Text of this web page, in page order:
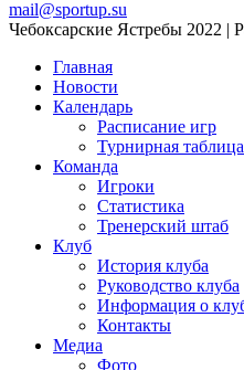
mail@sportup.su
Чебоксарские Ястребы 2022 |
Главная
Новости
Календарь
Расписание игр
Турнирная таблица
Команда
Игроки
Статистика
Тренерский штаб
Клуб
История клуба
Руководство клуба
Информация о
Контакты
Медиа
Фото